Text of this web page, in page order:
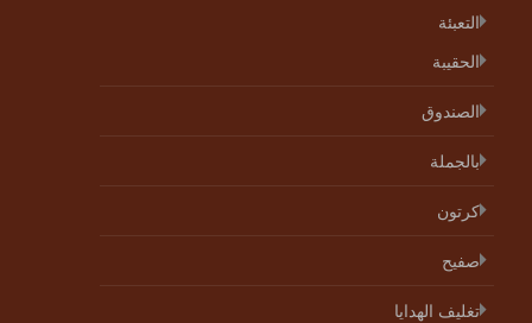
التعبئة
الحقيبة
الصندوق
بالجملة
كرتون
صفيح
تغليف الهدايا